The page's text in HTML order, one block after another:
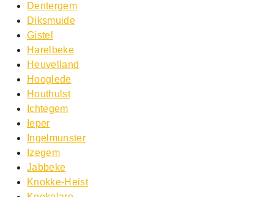
Dentergem
Diksmuide
Gistel
Harelbeke
Heuvelland
Hooglede
Houthulst
Ichtegem
Ieper
Ingelmunster
Izegem
Jabbeke
Knokke-Heist